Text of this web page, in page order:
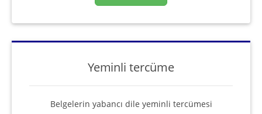
Yeminli tercüme
Belgelerin yabancı dile yeminli tercümesi